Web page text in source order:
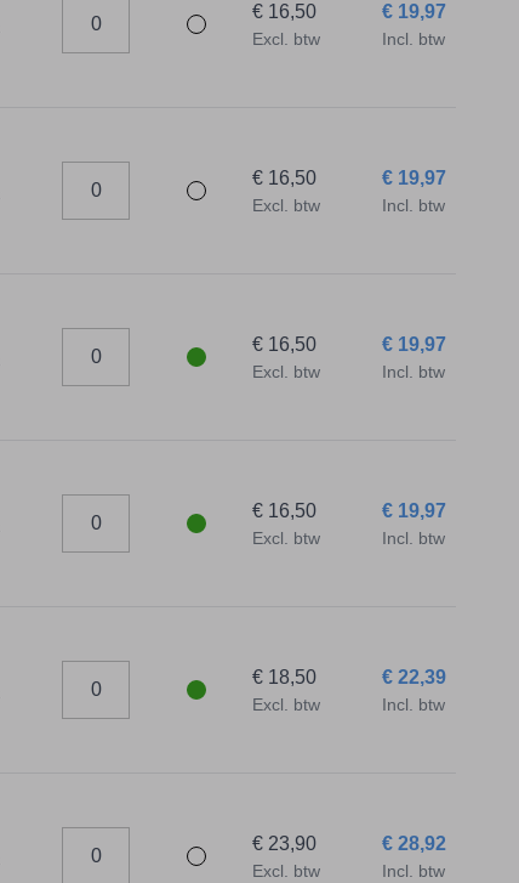
€ 19,97
Incl. btw
€ 16,50
Excl. btw
€ 19,97
Incl. btw
€ 16,50
Excl. btw
€ 19,97
Incl. btw
€ 16,50
Excl. btw
€ 19,97
Incl. btw
€ 16,50
Excl. btw
€ 22,39
Incl. btw
€ 18,50
Excl. btw
€ 28,92
Incl. btw
€ 23,90
Excl. btw